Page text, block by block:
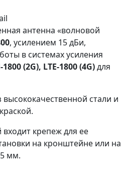
антенна «волновой
, усилением 15 дБи,
в системах усиления
1800 (2G), LTE-1800 (4G)для
стали и
крепеж для ее
на кронштейне или на
мм.